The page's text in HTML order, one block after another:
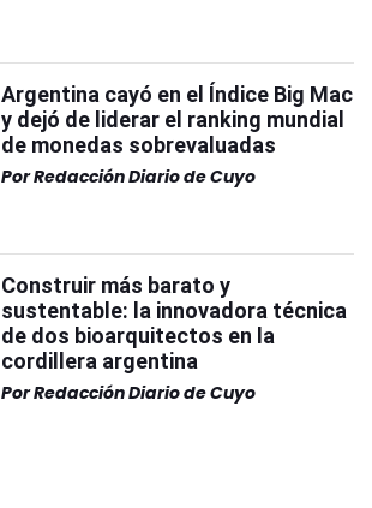
Argentina cayó en el Índice Big Mac
y dejó de liderar el ranking mundial
de monedas sobrevaluadas
PorRedacción Diario de Cuyo
Construir más barato y
sustentable: la innovadora técnica
de dos bioarquitectos en la
cordillera argentina
PorRedacción Diario de Cuyo